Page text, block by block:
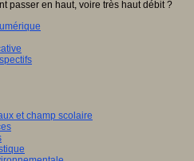
et champ scolaire
passer en haut, voire très haut débit ?